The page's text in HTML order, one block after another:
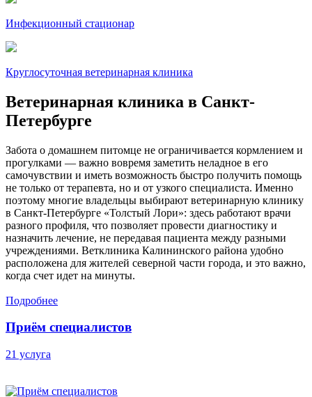
Инфекционный стационар
Круглосуточная ветеринарная клиника
Ветеринарная клиника в Санкт-
Петербурге
Забота о домашнем питомце не ограничивается кормлением и
прогулками — важно вовремя заметить неладное в его
самочувствии и иметь возможность быстро получить помощь
не только от терапевта, но и от узкого специалиста. Именно
поэтому многие владельцы выбирают ветеринарную клинику
в Санкт-Петербурге «Толстый Лори»: здесь работают врачи
разного профиля, что позволяет провести диагностику и
назначить лечение, не передавая пациента между разными
учреждениями. Ветклиника Калининского района удобно
расположена для жителей северной части города, и это важно,
когда счет идет на минуты.
Подробнее
Приём специалистов
21 услуга